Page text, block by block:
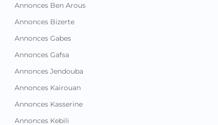
Annonces Ben Arous
Annonces Bizerte
Annonces Gabes
Annonces Gafsa
Annonces Jendouba
Annonces Kairouan
Annonces Kasserine
Annonces Kebili